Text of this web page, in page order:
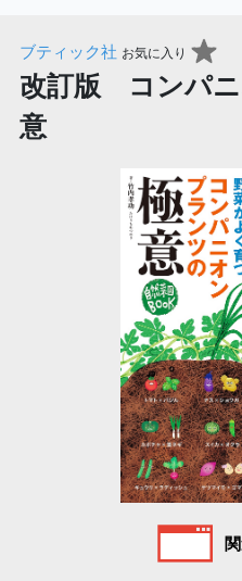
ブティック社 お気に入り
改訂版 コンパ
意